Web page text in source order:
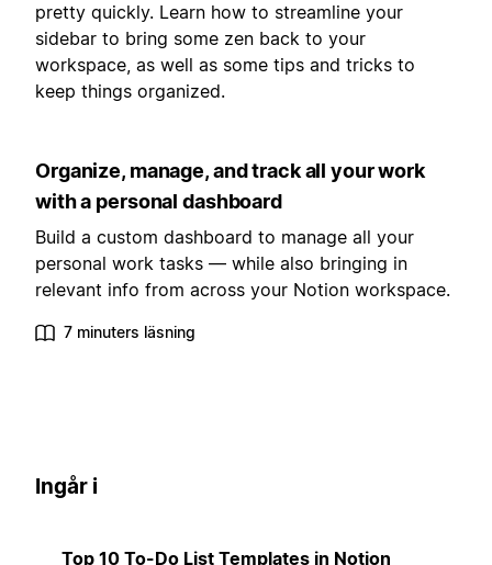
pretty quickly. Learn how to streamline your
sidebar to bring some zen back to your
workspace, as well as some tips and tricks to
keep things organized.
Organize, manage, and track all your work
with a personal dashboard
Build a custom dashboard to manage all your
personal work tasks — while also bringing in
relevant info from across your Notion workspace.
7 minuters läsning
Ingår i
Top 10 To-Do List Templates in Notion